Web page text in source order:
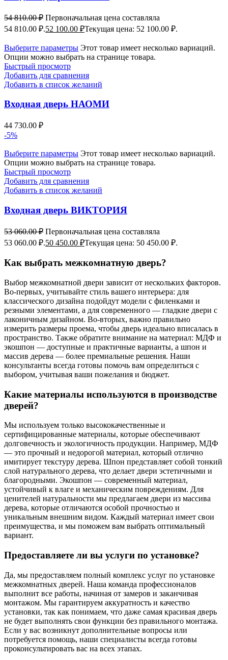
54 810.00₽ Первоначальная цена составляла
54 810.00 ₽.52 100.00 ₽Текущая цена: 52 100.00 ₽.
Выберите параметры Этот товар имеет несколько вариаций.
Опции можно выбрать на странице товара.
Быстрый просмотр
Добавить для сравнения
Добавить в список желаний
Входная дверь НАОМИ
44 730.00 ₽
-5%
Выберите параметры Этот товар имеет несколько вариаций.
Опции можно выбрать на странице товара.
Быстрый просмотр
Добавить для сравнения
Добавить в список желаний
Входная дверь ВИКТОРИЯ
53 060.00₽ Первоначальная цена составляла
53 060.00 ₽.50 450.00 ₽Текущая цена: 50 450.00 ₽.
Как выбрать межкомнатную дверь?
Выбор межкомнатной двери зависит от нескольких факторов.
Во-первых, учитывайте стиль вашего интерьера: для
классического дизайна подойдут модели с филенками и
резными элементами, а для современного — гладкие двери с
лаконичным дизайном. Во-вторых, важно правильно
измерить размеры проема, чтобы дверь идеально вписалась в
пространство. Также обратите внимание на материал: МДФ и
экошпон — доступные и практичные варианты, а шпон и
массив дерева — более премиальные решения. Наши
консультанты всегда готовы помочь вам определиться с
выбором, учитывая ваши пожелания и бюджет.
Какие материалы используются в производстве
дверей?
Мы используем только высококачественные и
сертифицированные материалы, которые обеспечивают
долговечность и экологичность продукции. Например, МДФ
— это прочный и недорогой материал, который отлично
имитирует текстуру дерева. Шпон представляет собой тонкий
слой натурального дерева, что делает двери эстетичными и
благородными. Экошпон — современный материал,
устойчивый к влаге и механическим повреждениям. Для
ценителей натуральности мы предлагаем двери из массива
дерева, которые отличаются особой прочностью и
уникальным внешним видом. Каждый материал имеет свои
преимущества, и мы поможем вам выбрать оптимальный
вариант.
Предоставляете ли вы услуги по установке?
Да, мы предоставляем полный комплекс услуг по установке
межкомнатных дверей. Наша команда профессионалов
выполнит все работы, начиная от замеров и заканчивая
монтажом. Мы гарантируем аккуратность и качество
установки, так как понимаем, что даже самая красивая дверь
не будет выполнять свои функции без правильного монтажа.
Если у вас возникнут дополнительные вопросы или
потребуется помощь, наши специалисты всегда готовы
проконсультировать вас на всех этапах.